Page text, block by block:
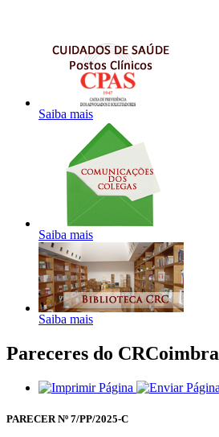
Saiba mais
Saiba mais
Saiba mais
Pareceres do CRCoimbra
PARECER Nº 7/PP/2025-C